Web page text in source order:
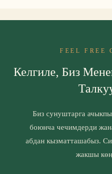
FEEL FREE
Келгиле, Биз
Биз сунуштарга
боюнча чечимдерди
абдан кызматташабыз.
жакшы